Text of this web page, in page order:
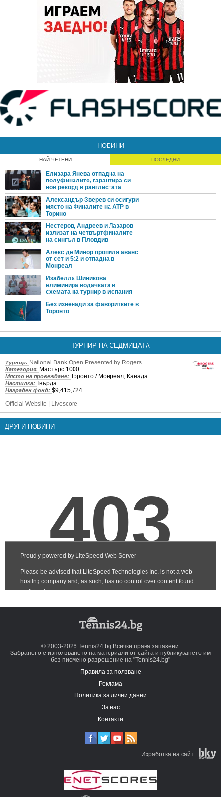
НОВИНИ
НАЙ-ЧЕТЕНИ ПОСЛЕДНИ
Елизара Янева отпадна на
полуфиналите, гарантира си
нов рекорд в ранглистата
Александър Зверев си осигури
място на Финалите на ATP в
Торино
Нестеров, Андреев и Лазаров
излизат на четвъртфиналите
на сингъл в Пловдив
Алекс де Минор пропиля аванс
от сет и 5:2 и отпадна в
Монреал
Изабелла Шиникова
елиминира водачката в
схемата на турнир в Испания
Без изненади за фаворитките в
Торонто
ТУРНИР НА СЕДМИЦАТА
Турнир: National Bank Open Presented by Rogers
Категория: Мастърс 1000
Място на провеждане: Торонто / Монреал, Канада
Настилка: Твърда
Награден фонд: $9,415,724
Official Website | Livescore
ДРУГИ НОВИНИ
© 2003-2026 Tennis24.bg Всички права запазени.
Забранено е използването на материали от сайта и публикуването им
без писмено разрешение на "Tennis24.bg"
Правила за ползване
Реклама
Политика за лични данни
За нас
Контакти
Изработка на сайт